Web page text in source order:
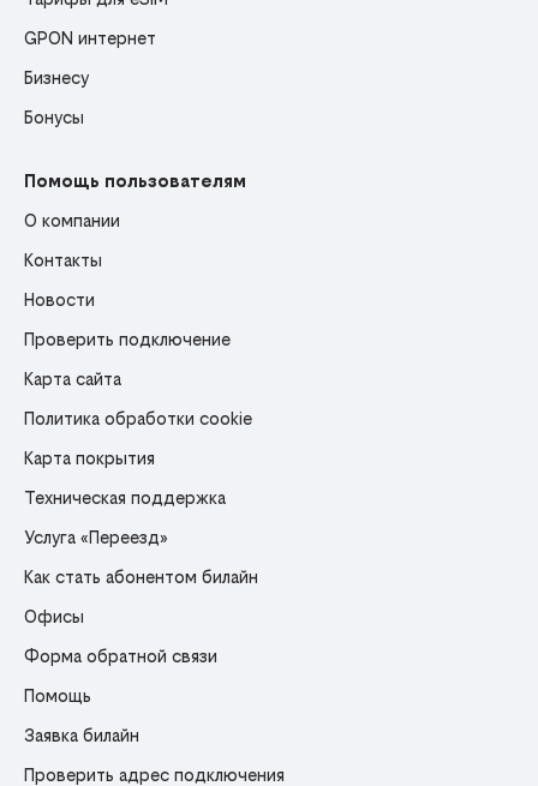
GPON интернет
Бизнесу
Бонусы
Помощь пользователям
О компании
Контакты
Новости
Проверить подключение
Карта сайта
Политика обработки cookie
Карта покрытия
Техническая поддержка
Услуга «Переезд»
Как стать абонентом билайн
Офисы
Форма обратной связи
Помощь
Заявка билайн
Проверить адрес подключения